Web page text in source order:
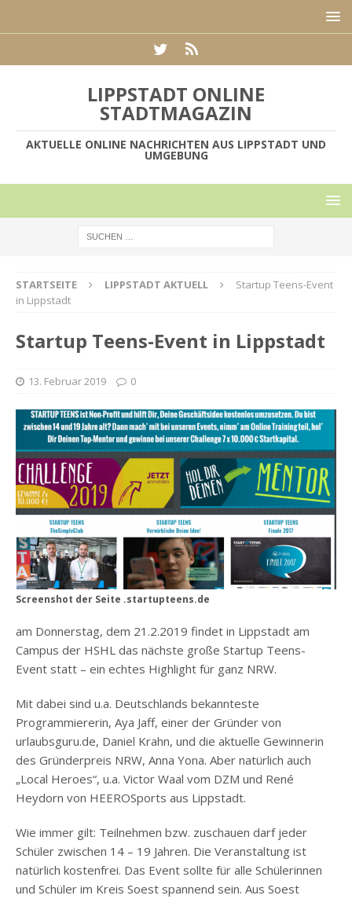
LIPPSTADT ONLINE
STADTMAGAZIN
AKTUELLE ONLINE NACHRICHTEN AUS LIPPSTADT UND
UMGEBUNG
STARTSEITE LIPPSTADT AKTUELL
Startup Teens-Event
in Lippstadt
Startup Teens-Event in Lippstadt
13. Februar 2019 0
Screenshot der Seite .startupteens.de
am Donnerstag, dem 21.2.2019 findet in Lippstadt am
Campus der HSHL das nächste große Startup Teens-
Event statt – ein echtes Highlight für ganz NRW.
Mit dabei sind u.a. Deutschlands bekannteste
Programmiererin, Aya Jaff, einer der Gründer von
urlaubsguru.de, Daniel Krahn, und die aktuelle Gewinnerin
des Gründerpreis NRW, Anna Yona. Aber natürlich auch
„Local Heroes“, u.a. Victor Waal vom DZM und René
Heydorn von HEEROSports aus Lippstadt.
Wie immer gilt: Teilnehmen bzw. zuschauen darf jeder
Schüler zwischen 14 – 19 Jahren. Die Veranstaltung ist
natürlich kostenfrei. Das Event sollte für alle Schülerinnen
und Schüler im Kreis Soest spannend sein. Aus Soest